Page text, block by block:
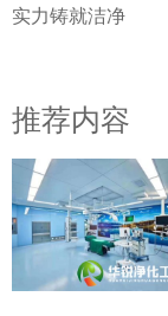
实力铸就洁净
推荐内容